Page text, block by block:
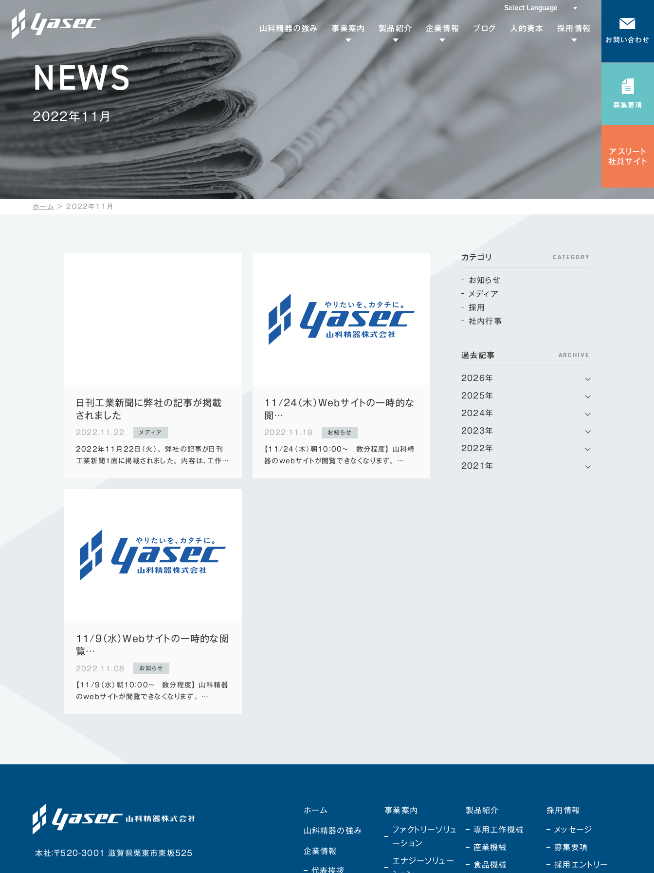
山科精器の強み 事業案内
ファクトリー
ソリューション
エナジー
ソリューション
ソリューション
製品紹介
専用工作機械
理化学製品/衛生用品
企業情報 ブログ 人的資本 採用情報
お問い合わせ
募集要項
アスリート
社員サイト
NEWS
2022年11月
ホーム ＞ 2022年11月
日刊工業新聞に弊社の記事が掲載
されました
2022.11.22 メディア
2022年11月22日（火）、 弊社の記事が日刊
工業新聞1面に掲載されました。 内容は、工作…
11/24（木）Webサイトの一時的な
閲…
2022.11.18 お知らせ
【11/24（木）朝10：00～ 数分程度】 山科精
器のwebサイトが閲覧できなくなります。 …
11/9（水）Webサイトの一時的な閲
覧…
2022.11.08 お知らせ
【11/9（水）朝10：00～ 数分程度】 山科精器
のwebサイトが閲覧できなくなります。 …
カテゴリ CATEGORY
お知らせ
メディア
採用
社内行事
過去記事 ARCHIVE
2026年
2025年
2024年
2023年
2022年
2021年
本社：〒520-3001 滋賀県栗東市東坂525
ホーム
山科精器の強み
企業情報
代表挨拶
事業案内
ファクトリーソリュ
ーション
エナジーソリュー
製品紹介
専用工作機械
産業機械
食品機械
採用情報
メッセージ
募集要項
採用エントリー